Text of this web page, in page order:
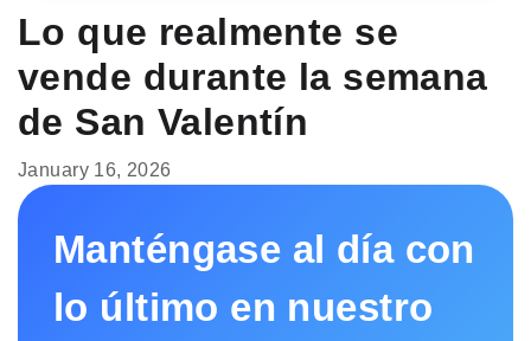
Manténgase al día con
lo último en nuestro
Lo que realmente se
vende durante la semana
de San Valentín
January 16, 2026